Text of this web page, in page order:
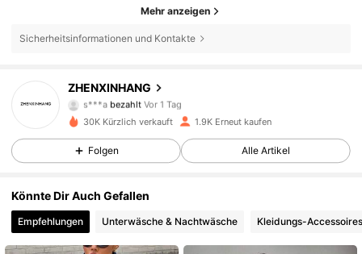
Mehr anzeigen
Sicherheitsinformationen und Kontakte
ZHENXINHANG
4,76
2K Follower
3***9 istVor 22 Stunden
4,76
2K Follower
4,76 2K Follower
2K Follower
4,76 2K Follower
30K Kürzlich verkauft 1.9K Erneut kaufen
Folgen Alle Artikel
Könnte Dir Auch Gefallen
Empfehlungen Unterwäsche & Nachtwäsche Kleidungs-Accessoires